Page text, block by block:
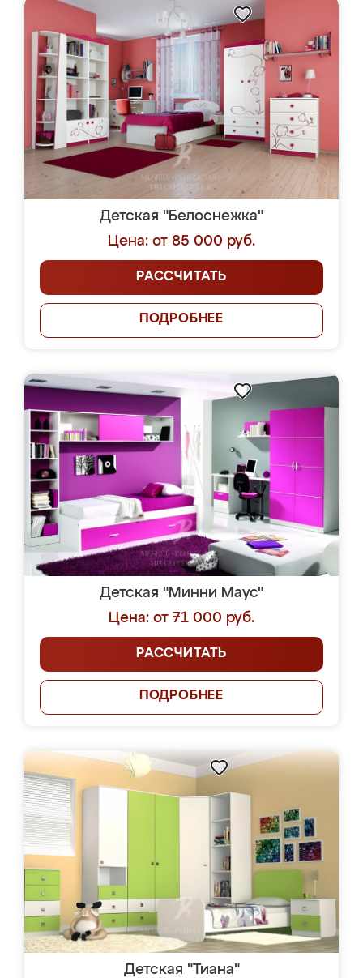
Детская "Белоснежка"
Цена: от 85 000 руб.
РАССЧИТАТЬ
ПОДРОБНЕЕ
Детская "Минни Маус"
Цена: от 71 000 руб.
РАССЧИТАТЬ
ПОДРОБНЕЕ
Детская "Тиана"